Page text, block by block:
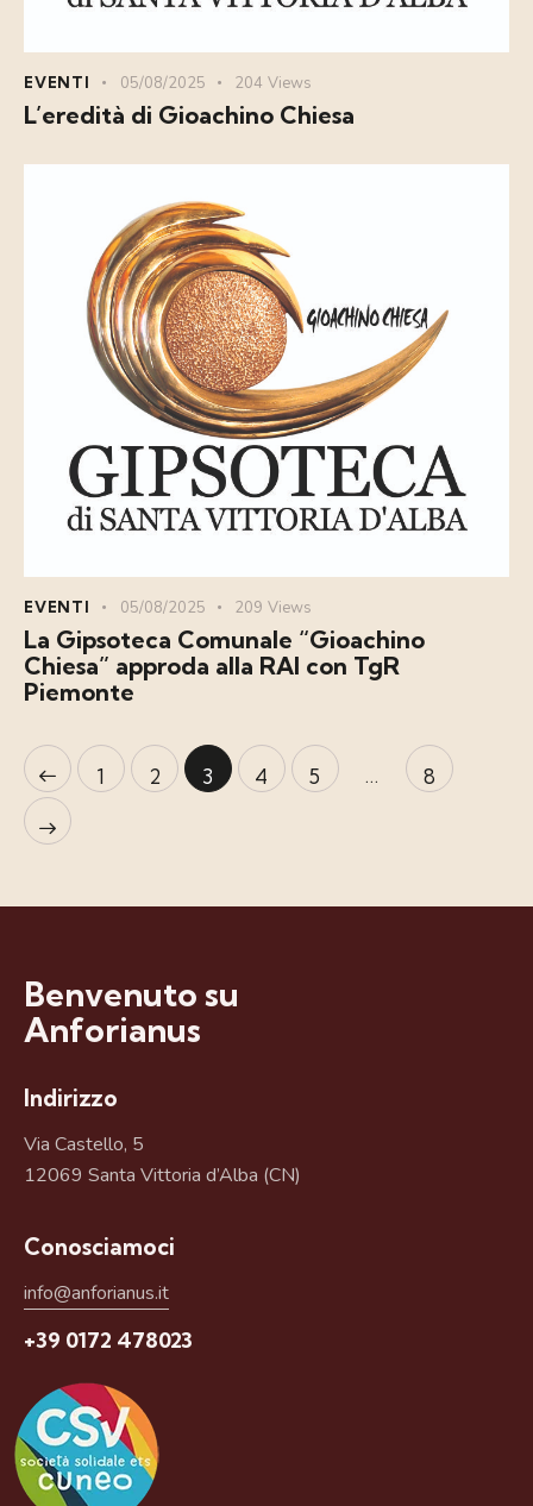
EVENTI 05/08/2025 204 Views
L’eredità di Gioachino Chiesa
EVENTI 05/08/2025 209 Views
La Gipsoteca Comunale “Gioachino
Chiesa” approda alla RAI con TgR
Piemonte
1 2 3 4 5 … 8
Benvenuto su
Anforianus
Indirizzo
Via Castello, 5
12069 Santa Vittoria d’Alba (CN)
Conosciamoci
info@anforianus.it
+39 0172 478023